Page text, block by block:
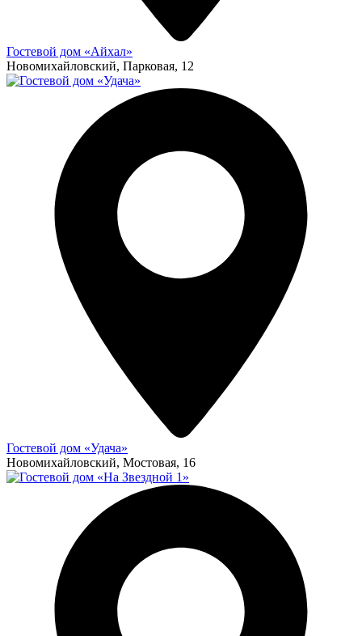
Гостевой дом «Айхал»
Новомихайловский, Парковая, 12
Гостевой дом «Удача»
Новомихайловский, Мостовая, 16